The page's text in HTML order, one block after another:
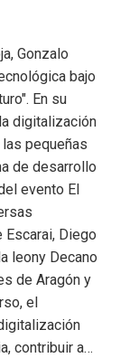
Gonzalo
bajo
En su
digitalización
pequeñas
de desarrollo
evento El
Diego
leony Decano
de Aragón y
el
contribuir a…